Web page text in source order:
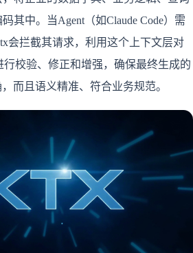
其中。当Agent（如Claude Code）需
会拦截其请求，利用这个上下文层对
校验、修正和增强，确保最终生成的
而且语义精准、符合业务规范。